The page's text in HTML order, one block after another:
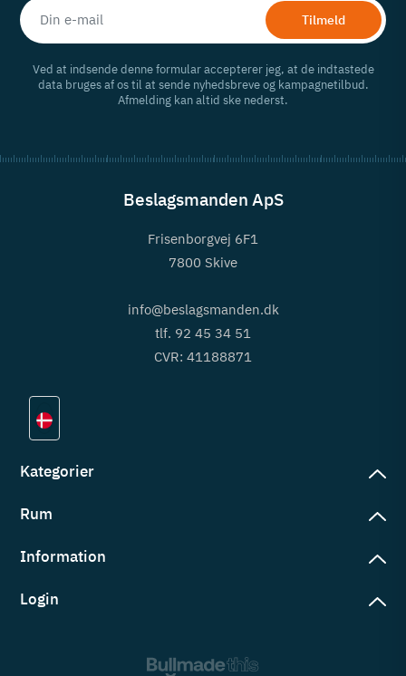
Tilmeld
Ved at indsende denne formular accepterer jeg, at de indtastede
data bruges af os til at sende nyhedsbreve og kampagnetilbud.
Afmelding kan altid ske nederst.
Beslagsmanden ApS
Frisenborgvej 6F1
7800 Skive
info@beslagsmanden.dk
tlf. 92 45 34 51
CVR: 41188871
Kategorier
Rum
Information
Login